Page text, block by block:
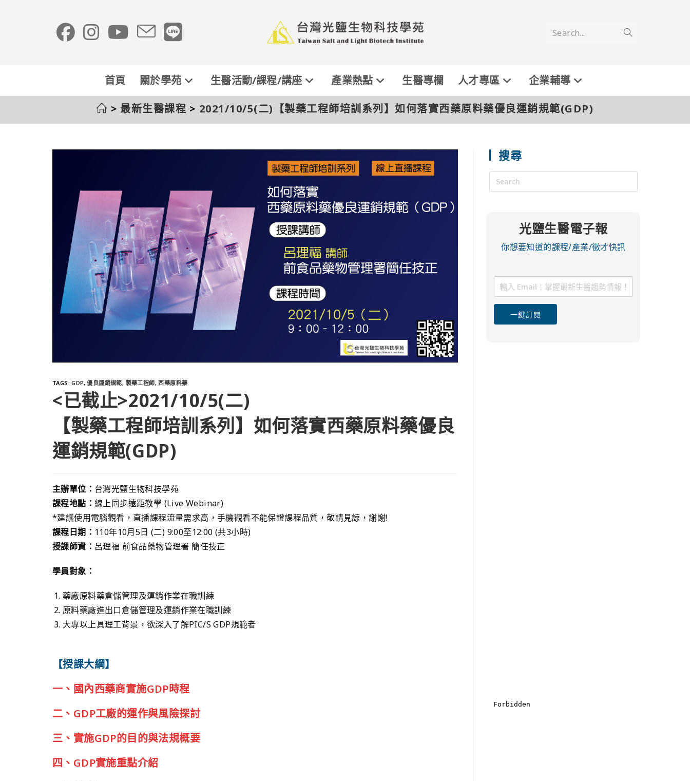
Search...
首頁 關於學苑 生醫活動/課程/講座 產業熱點 生醫專欄 人才專區 企業輔導
> 最新生醫課程 > 2021/10/5(二)【製藥工程師培訓系列】如何落實西藥原料藥優良運銷規範(GDP)
TAGS:GDP, 優良運銷規範, 製藥工程師, 西藥原料藥
<已截止>2021/10/5(二)
【製藥工程師培訓系列】如何落實西藥原料藥優良
運銷規範(GDP)
主辦單位： 台灣光鹽生物科技學苑
課程地點： 線上同步遠距教學 (Live Webinar)
*建議使用電腦觀看，直播課程流量需求高，手機觀看不能保證課程品質，敬請見諒，謝謝!
課程日期： 110年10月5日 (二) 9:00至12:00 (共3小時)
授課師資： 呂理福 前食品藥物管理署 簡任技正
學員對象：
藥廠原料藥倉儲管理及運銷作業在職訓練
原料藥廠進出口倉儲管理及運銷作業在職訓練
大專以上具理工背景，欲深入了解PIC/S GDP規範者
【授課大綱】
一、國內西藥商實施GDP時程
二、GDP工廠的運作與風險探討
三、實施GDP的目的與法規概要
四、GDP實施重點介紹
搜尋
光鹽生醫電子報
你想要知道的課程/產業/徵才快訊
一鍵訂閱